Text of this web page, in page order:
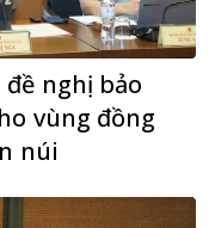
nghị bảo
vùng đồng
núi